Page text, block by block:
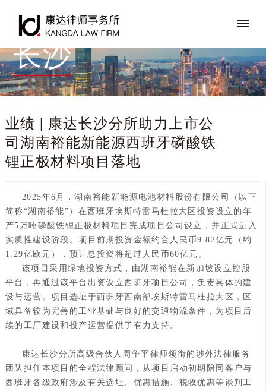
长沙
业绩 | 康达长沙分所助力上市公
司湖南裕能新能源西班牙磷酸铁
锂正极材料项目落地
2025年6月，湖南裕能新能源电池材料股份有限公司（以下
简称“湖南裕能”）在西班牙埃斯特雷马杜拉大区投资设立的年
产5万吨磷酸铁锂正极材料项目完成项目公司设立，并正式进入
实质性建设阶段。项目前期投资金额约合人民币9.82亿元（约
1.29亿欧元），预计总投资将超过人民币60亿元。
该项目采用绿地投资方式，由湖南裕能在新加坡设立控股
平台，再通过该平台出资设立西班牙项目公司，负责具体的建
设与运营。项目选址于西班牙西南部埃斯特雷马杜拉大区，区
域具备较为完善的工业基础与良好的交通物流条件，为项目后
续的工厂建设和投产运营提供了有力支持。
康达长沙分所高级合伙人周争平律师领衔的涉外法律服务
团队担任本项目的全程法律顾问，从项目启动初期陪同客户与
西班牙各级政府涉及有关选址、优惠措施、税收优惠等谈判工